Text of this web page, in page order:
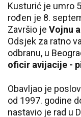
Kusturić je umro
rođen je 8.
Završio je Vojnu
Odsjek za ratno
odbranu, u
oficir avijacije -
Obavljao je
od 1997. godine
nastavio je rad u